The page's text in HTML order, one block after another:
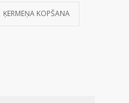
ĶERMEŅA KOPŠANA